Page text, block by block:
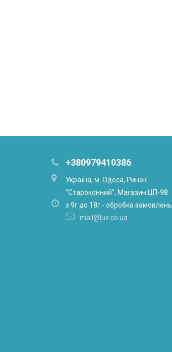
+380979410386
Українa, м. Одеса, Ринок
"Староконний", Магазин ЦП-98
з 9г до 18г - обробка замовлень
mail@lux.co.ua